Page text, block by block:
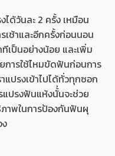
ด้วันละ 2 ครั้ง เหมือน
เช้าและอีกครั้งก่อนนอน
ทีเป็นอย่างน้อย และเพิ่ม
การใช้ไหมขัดฟันก่อนการ
แปรงเข้าไปได้ทั่วทุกซอก
ปรงฟันแห้งนั้่นจะช่วย
าพในการป้องกันฟันผุ